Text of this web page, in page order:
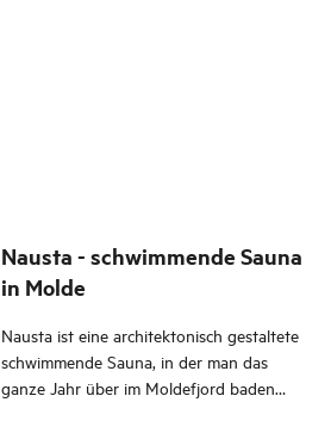
Nausta - schwimmende Sauna
in Molde
Nausta ist eine architektonisch gestaltete
schwimmende Sauna, in der man das
ganze Jahr über im Moldefjord baden